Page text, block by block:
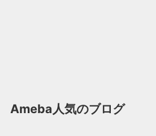
Ameba人気のブログ